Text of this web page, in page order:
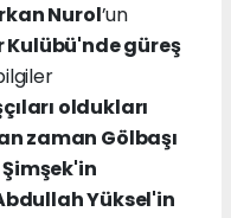
Nurol’un
Kulübü'nde güreş
oldukları
zaman Gölbaşı
Yüksel'in